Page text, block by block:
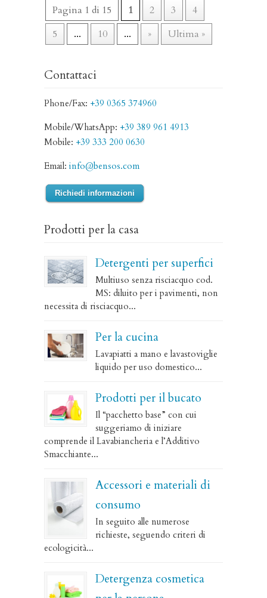
Pagina 1 di 15 1 2 3
4
5
... 10 ... » Ultima »
Contattaci
Phone/Fax: +39 0365 374960
Mobile/WhatsApp: +39 389 961 4913
Mobile: +39 333 200 0630
Email: info@bensos.com
Richiedi informazioni
Prodotti per la casa
Detergenti per superfici
Multiuso senza risciacquo cod.
MS: diluito per i pavimenti, non
necessita di risciacquo...
Per la cucina
Lavapiatti a mano e lavastoviglie
liquido per uso domestico...
Prodotti per il bucato
Il “pacchetto base” con cui
suggeriamo di iniziare
comprende il Lavabiancheria e l’Additivo
Smacchiante...
Accessori e materiali di
consumo
In seguito alle numerose
richieste, seguendo criteri di
ecologicità...
Detergenza cosmetica